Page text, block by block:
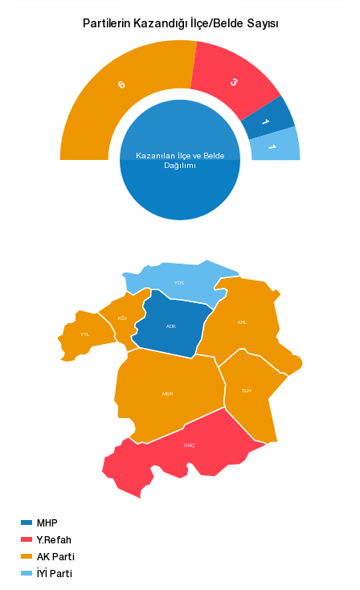
Partilerin Kazandığı İlçe/Belde Sayısı
6 3
1
1
Kazanılan İlçe ve Belde
Dağılımı
MER
GNÇ
KRL
KĞI
SLH
ADK
YYL
YDS
MHP
Y.Refah
AK Parti
İYİ Parti